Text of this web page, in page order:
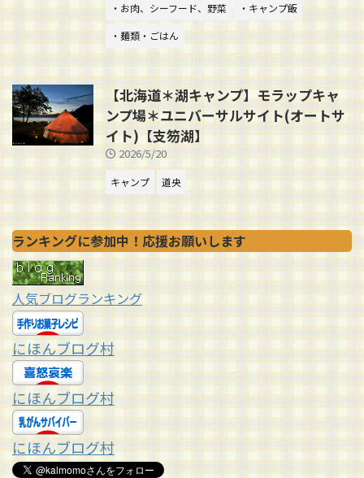
・お肉、シーフード、野菜
・キャンプ飯
・麺類・ごはん
【北海道＊湖キャンプ】モラップキャ
ンプ場＊ユニバーサルサイト(オートサ
イト)【支笏湖】
2026/5/20
キャンプ 道央
ランキングに参加中！応援お願いします
人気ブログランキング
にほんブログ村
にほんブログ村
にほんブログ村